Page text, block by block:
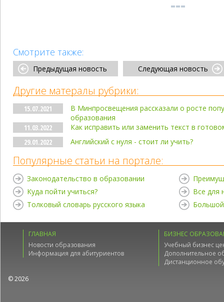
Смотрите также:
Предыдущая новость Следующая новость
Другие матералы рубрики:
15.07.2021
В Минпросвещения рассказали о росте
образования
11.03.2022
Как исправить или заменить текст в
29.01.2022
Английский с нуля - стоит ли учить?
Популярные статьи на портале:
Законодательство в образовании
Куда пойти учиться?
Толковый словарь русского языка
Все для
Большой
ГЛАВНАЯ
Новости образования
Информация для абитуриентов
БИЗНЕС
Учебный бизнес
Дополнительное
Дистанционное
© 2026